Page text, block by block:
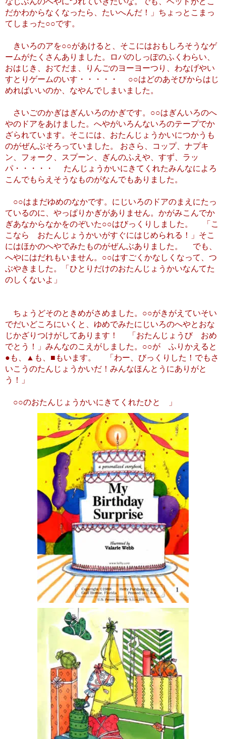
だかわからなくなったら、たいへんだ！」ちょっとこまっ
てしまった○○です。
きいろのアを○○があけると、そこにはおもしろそうなゲ
ームがたくさんありました。ロバのしっぽのふくわらい、
おはじき、おてだま、りんごのヨーヨーつり、わなげやい
すとりゲームのいす・・・・・ ○○はどのあそびからはじ
めればいいのか、なやんでしまいました。
さいごのかぎはぎんいろのかぎです。○○はぎんいろのへ
やのドアをあけました。へやがいろんないろのテープでか
ざられています。そこには、おたんじょうかいにつかうも
のがぜんぶそろっていました。 おさら、コップ、ナプキ
ン、フォーク、スプーン、ぎんのふえや、すず、ラッ
パ・・・・・ たんじょうかいにきてくれたみんなによろ
こんでもらえそうなものがなんでもありました。
○○はまだゆめのなかです。にじいろのドアのまえにたっ
ているのに、やっぱりかぎがありません。かがみこんでか
ぎあなからなかをのぞいた○○はびっくりしました。 「こ
こなら おたんじょうかいがすぐにはじめられる！」そこ
にはほかのへやでみたものがぜんぶありました。 でも、
へやにはだれもいません。○○はすごくかなしくなって、つ
ぶやきました。「ひとりだけのおたんじょうかいなんてた
のしくないよ」
ちょうどそのときめがさめました。○○がきがえていそい
でだいどころにいくと、ゆめでみたにじいろのへやとおな
じかざりつけがしてあります！ 「おたんじょうび おめ
でとう！」みんなのこえがしました。○○が ふりかえると
●も、▲も、■もいます。 「わー、びっくりした！でもさ
いこうのたんじょうかいだ！みんなほんとうにありがと
う！」
○○のおたんじょうかいにきてくれたひと 」